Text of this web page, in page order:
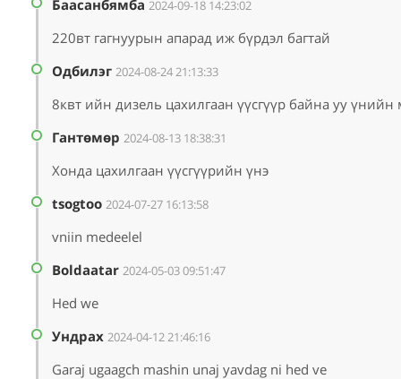
Баасанбямба 2024-09-18 14:23:02
220вт гагнуурын апарад иж бүрдэл багтай
Одбилэг 2024-08-24 21:13:33
8квт ийн дизель цахилгаан үүсгүүр байна уу үнийн
Гантөмөр 2024-08-13 18:38:31
Хонда цахилгаан үүсгүүрийн үнэ
tsogtoo 2024-07-27 16:13:58
vniin medeelel
Boldaatar 2024-05-03 09:51:47
Hed we
Ундрах 2024-04-12 21:46:16
Garaj ugaagch mashin unaj yavdag ni hed ve